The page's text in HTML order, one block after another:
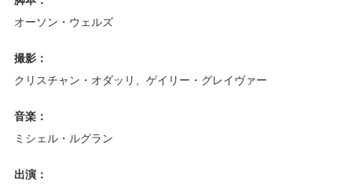
オーソン・ウェルズ
撮影：
クリスチャン・オダッリ、ゲイリー・グレイヴァー
音楽：
ミシェル・ルグラン
出演：